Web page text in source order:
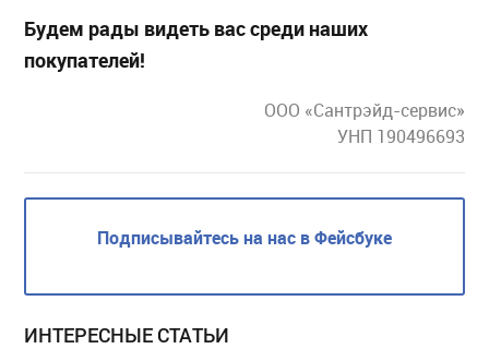
Будем рады видеть вас среди наших
покупателей!
ООО «Сантрэйд-сервис»
УНП 190496693
Подписывайтесь на нас в Фейсбуке
ИНТЕРЕСНЫЕ СТАТЬИ